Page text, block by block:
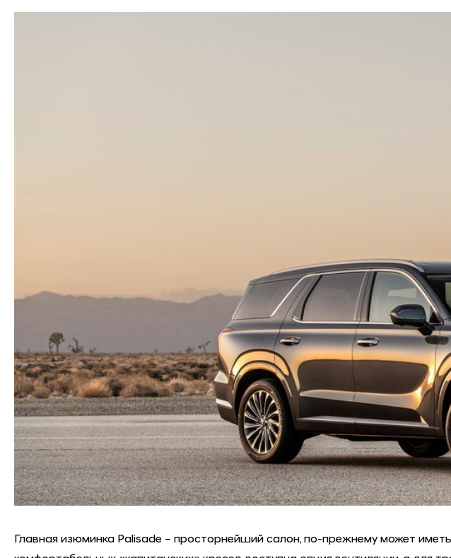
Главная изюминка Palisade – просторнейший салон, по-прежнему может